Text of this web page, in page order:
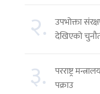
२. उपभोक्ता
देखिएको
३.
परराष्ट्र
पक्राउ